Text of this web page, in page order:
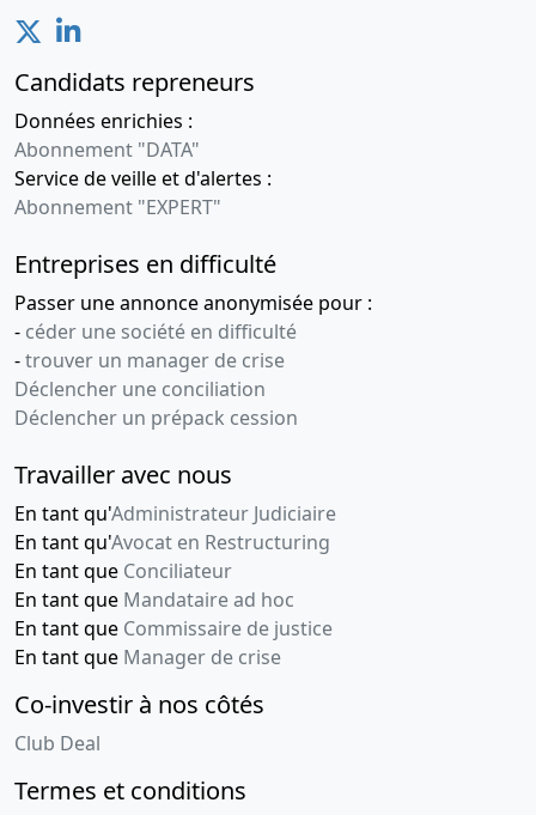
Candidats repreneurs
Données enrichies :
Abonnement "DATA"
Service de veille et d'alertes :
Abonnement "EXPERT"
Entreprises en difficulté
Passer une annonce anonymisée pour :
- céder une société en difficulté
-trouver un manager de crise
Déclencher une conciliation
Déclencher un prépack cession
Travailler avec nous
En tant qu'Administrateur Judiciaire
En tant qu'Avocat en Restructuring
En tant que Conciliateur
En tant que Mandataire ad hoc
En tant que Commissaire de justice
En tant que Manager de crise
Co-investir à nos côtés
Club Deal
Termes et conditions